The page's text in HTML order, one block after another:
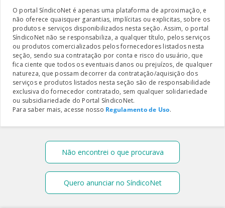
O portal SíndicoNet é apenas uma plataforma de aproximação, e
não oferece quaisquer garantias, implícitas ou explicitas, sobre os
produtos e serviços disponibilizados nesta seção. Assim, o portal
SíndicoNet não se responsabiliza, a qualquer título, pelos serviços
ou produtos comercializados pelos fornecedores listados nesta
seção, sendo sua contratação por conta e risco do usuário, que
fica ciente que todos os eventuais danos ou prejuízos, de qualquer
natureza, que possam decorrer da contratação/aquisição dos
serviços e produtos listados nesta seção são de responsabilidade
exclusiva do fornecedor contratado, sem qualquer solidariedade
ou subsidiariedade do Portal SíndicoNet.
Para saber mais, acesse nosso Regulamento de Uso.
Não encontrei o que procurava
Quero anunciar no SíndicoNet